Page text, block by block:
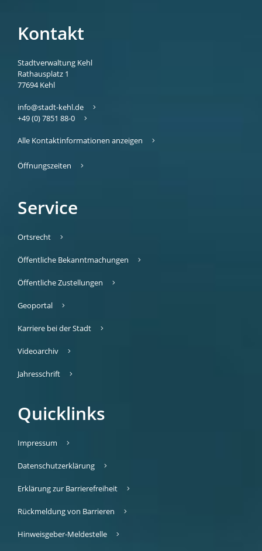
Kontakt
Stadtverwaltung Kehl
Rathausplatz 1
77694 Kehl
info@stadt-kehl.de
+49 (0) 7851 88-0
Alle Kontaktinformationen anzeigen
Öffnungszeiten
Service
Ortsrecht
Öffentliche Bekanntmachungen
Öffentliche Zustellungen
Geoportal
Karriere bei der Stadt
Videoarchiv
Jahresschrift
Quicklinks
Impressum
Datenschutzerklärung
Erklärung zur Barrierefreiheit
Rückmeldung von Barrieren
Hinweisgeber-Meldestelle